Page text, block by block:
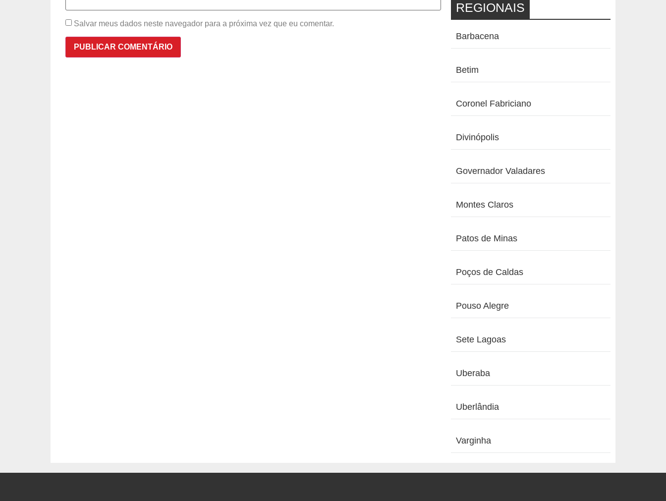
Salvar meus dados neste navegador para a próxima vez que eu comentar.
REGIONAIS
Barbacena
Betim
Coronel Fabriciano
Divinópolis
Governador Valadares
Montes Claros
Patos de Minas
Poços de Caldas
Pouso Alegre
Sete Lagoas
Uberaba
Uberlândia
Varginha